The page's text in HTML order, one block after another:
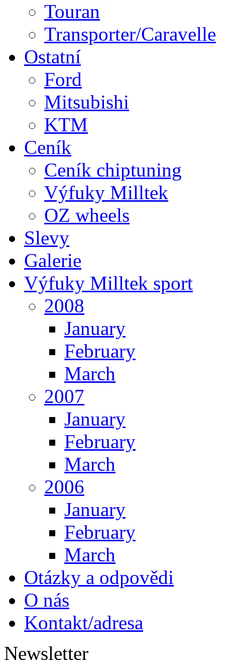
Touran
Transporter/Caravelle
Ostatní
Ford
Mitsubishi
KTM
Ceník
Ceník chiptuning
Výfuky Milltek
OZ wheels
Slevy
Galerie
Výfuky Milltek sport
2008
January
February
March
2007
January
February
March
2006
January
February
March
Otázky a odpovědi
O nás
Kontakt/adresa
Newsletter